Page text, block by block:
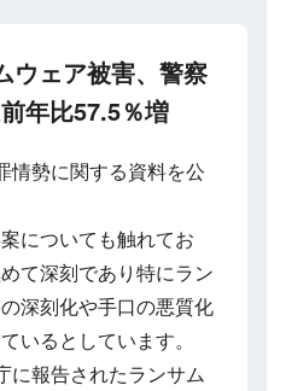
ウェア被害、警察
年比57.5％増
情勢に関する資料を公
についても触れてお
て深刻であり特にラン
深刻化や手口の悪質化
いるとしています。
に報告されたランサム